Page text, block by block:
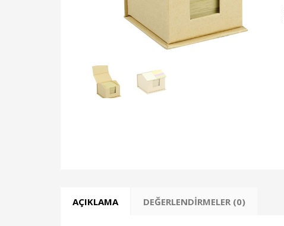
AÇIKLAMA DEĞERLENDIRMELER (0)